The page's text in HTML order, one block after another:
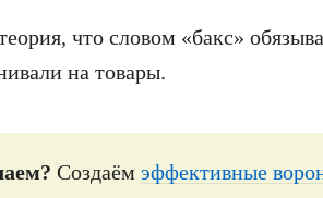
что словом «бакс»
на товары.
Создаём эффективные